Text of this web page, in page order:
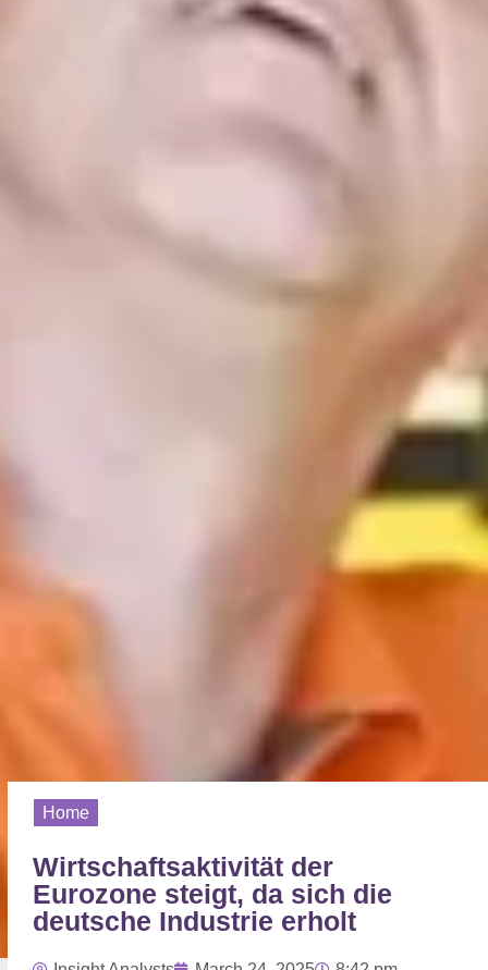
Home
Wirtschaftsaktivität der
Eurozone steigt, da sich die
deutsche Industrie erholt